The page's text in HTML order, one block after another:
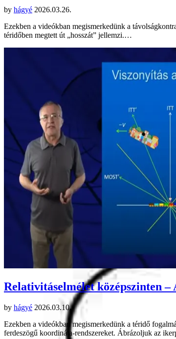
by hágyé 2026.03.26.
Ezekben a videókban megismerkedünk a
téridőben megtett út „hosszát” jellemzi.…
Relativitáselmélet középszinten –
by hágyé 2026.03.10.
Ezekben a videókban megismerkedünk a téridő
ferdeszögű koordináta-rendszereket. Ábrázoljuk az